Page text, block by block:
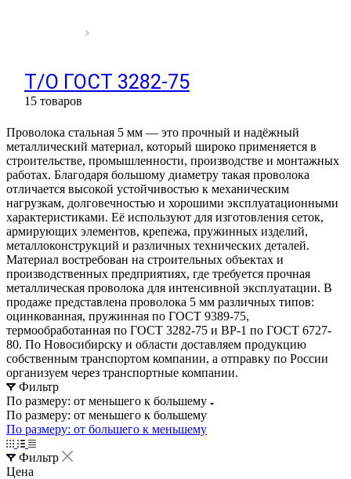
Т/О ГОСТ 3282-75
15 товаров
Проволока стальная 5 мм — это прочный и надёжный
металлический материал, который широко применяется в
строительстве, промышленности, производстве и монтажных
работах. Благодаря большому диаметру такая проволока
отличается высокой устойчивостью к механическим
нагрузкам, долговечностью и хорошими эксплуатационными
характеристиками. Её используют для изготовления сеток,
армирующих элементов, крепежа, пружинных изделий,
металлоконструкций и различных технических деталей.
Материал востребован на строительных объектах и
производственных предприятиях, где требуется прочная
металлическая проволока для интенсивной эксплуатации. В
продаже представлена проволока 5 мм различных типов:
оцинкованная, пружинная по ГОСТ 9389-75,
термообработанная по ГОСТ 3282-75 и ВР-1 по ГОСТ 6727-
80. По Новосибирску и области доставляем продукцию
собственным транспортом компании, а отправку по России
организуем через транспортные компании.
Фильтр
По размеру: от меньшего к большему
По размеру: от меньшего к большему
По размеру: от большего к меньшему
Фильтр
Цена